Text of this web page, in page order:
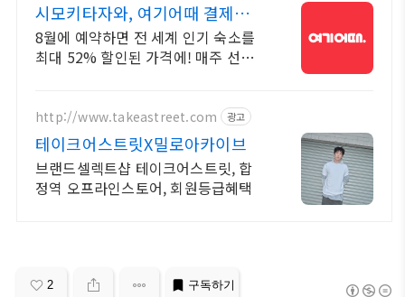
시모키타자와, 여기어때 결제사
최대 2만원 추가할인
8월에 예약하면 전 세계 인기 숙소를
최대 52% 할인된 가격에! 매주 선착
http://www.takeastreet.com 광고
테이크어스트릿X밀로아카이브
브랜드셀렉트샵 테이크어스트릿, 합
정역 오프라인스토어, 회원등급혜택
2 구독하기